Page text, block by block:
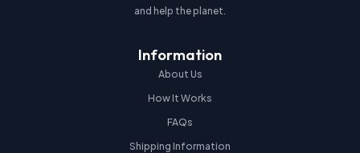
and help the planet.
Information
About Us
How It Works
FAQs
Shipping Information